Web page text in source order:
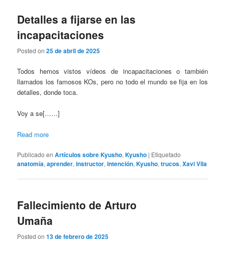
Detalles a fijarse en las
incapacitaciones
Posted on25 de abril de 2025
Todos hemos vistos vídeos de incapacitaciones o también
llamados los famosos KOs, pero no todo el mundo se fija en los
detalles, donde toca.
Voy a se[……]
Read more
Publicado en Artículos sobre Kyusho,Kyusho | Etiquetado
anatomía,aprender,instructor,intención,Kyusho,trucos,Xavi Vila
Fallecimiento de Arturo
Umaña
Posted on13 de febrero de 2025